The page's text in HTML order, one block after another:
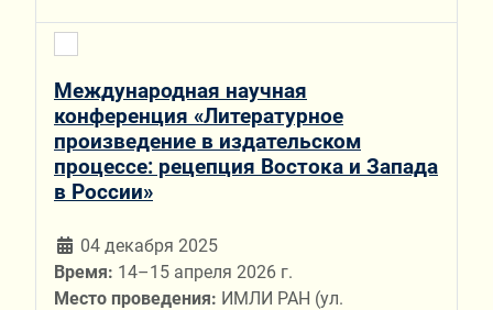
Международная научная
конференция «Литературное
произведение в издательском
процессе: рецепция Востока и Запада
в России»
04 декабря 2025
Время: 14–15 апреля 2026 г.
Место проведения: ИМЛИ РАН (ул.